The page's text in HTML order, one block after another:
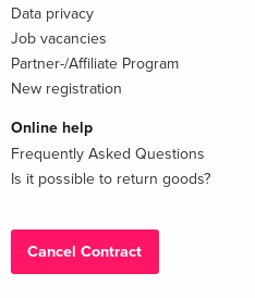
Data privacy
Job vacancies
Partner-/Affiliate Program
New registration
Online help
Frequently Asked Questions
Is it possible to return goods?
Cancel Contract